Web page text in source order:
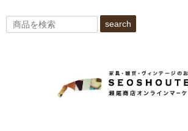
search